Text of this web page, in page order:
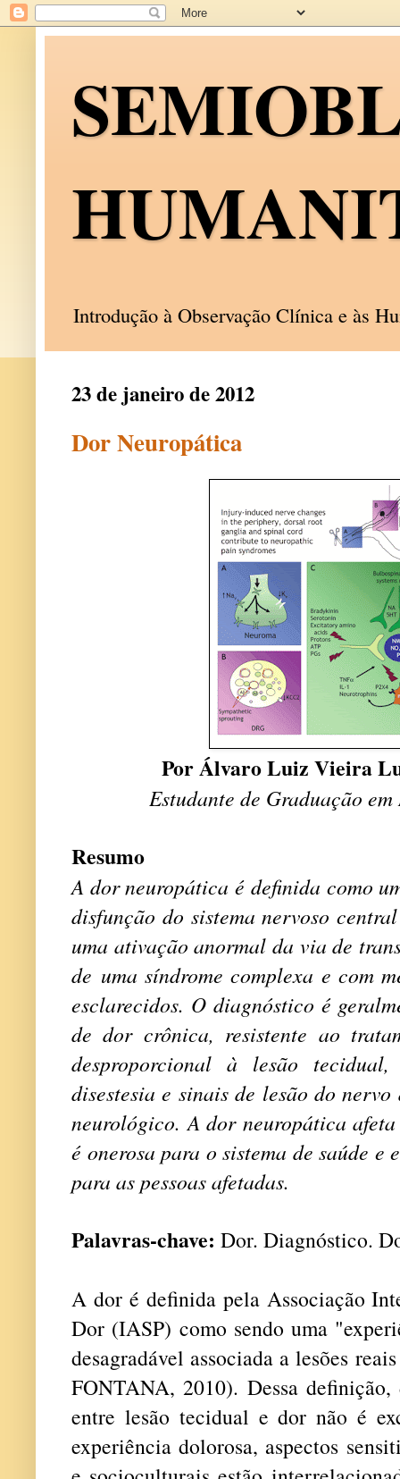
Introdução à Observação Clínica e às
23 de janeiro de 2012
Dor Neuropática
Por Álvaro Luiz Vieira
Estudante de Graduação
Resumo
A dor neuropática é definida como
disfunção do sistema nervoso
uma ativação anormal da via de
de uma síndrome complexa e com
esclarecidos. O diagnóstico é
de dor crônica, resistente ao
desproporcional à lesão
disestesia e sinais de lesão do
neurológico. A dor neuropática
é onerosa para o sistema de saúde e
para as pessoas afetadas.
Palavras-chave: Dor. Diagnóstico.
A dor é definida pela Associação
Dor (IASP) como sendo uma
desagradável associada a lesões
FONTANA, 2010). Dessa definição,
entre lesão tecidual e dor não é
experiência dolorosa, aspectos